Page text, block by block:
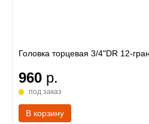
Головка торцевая 3/4"DR 12-
960 р.
под заказ
В корзину